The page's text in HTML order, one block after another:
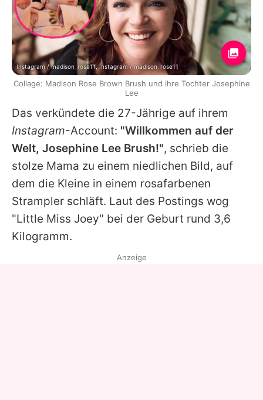
Das verkündete die 27-Jährige auf ihrem
Instagram-Account: "Willkommen auf der
Welt, Josephine Lee Brush!", schrieb die
stolze Mama zu einem niedlichen Bild, auf
dem die Kleine in einem rosafarbenen
Strampler schläft. Laut des Postings wog
"Little Miss Joey" bei der Geburt rund 3,6
Kilogramm.
Instagram / madison_rose11, Instagram / madison_rose11
Collage: Madison Rose Brown Brush und ihre Tochter Josephine
Lee
Anzeige